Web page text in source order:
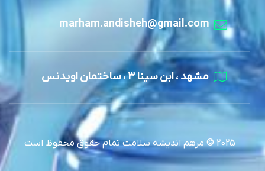
marham.andisheh@gmail.com
مشهد ، ابن سینا 3 ، ساختمان اویدنس
2025 © مرهم اندیشه سلامت تمام حقوق محفوظ است